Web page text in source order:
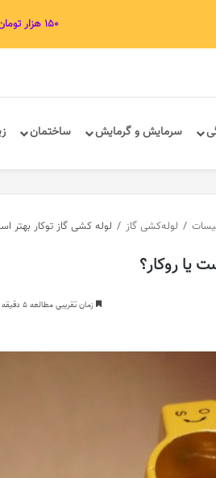
۱۵۰ هزار تومان تخفیف
سرمایش و گرمایش ساختمان
/ لوله‌کشی گاز / لوله کشی گاز توکار بهتر
یا روکار؟
زمان تقریبی مطالعه 5 دقیقه